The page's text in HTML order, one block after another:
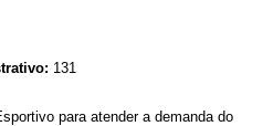
131
para atender a demanda do